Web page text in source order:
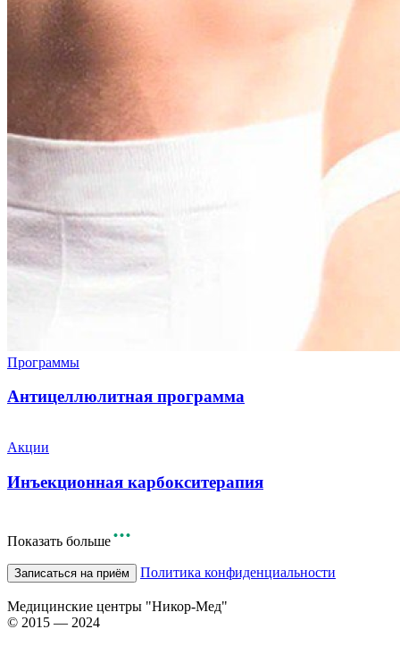
Программы
Антицеллюлитная программа
Акции
Инъекционная карбокситерапия
Показать больше
Записаться на приём Политика конфиденциальности
Медицинские центры "Никор-Мед"
© 2015 — 2024